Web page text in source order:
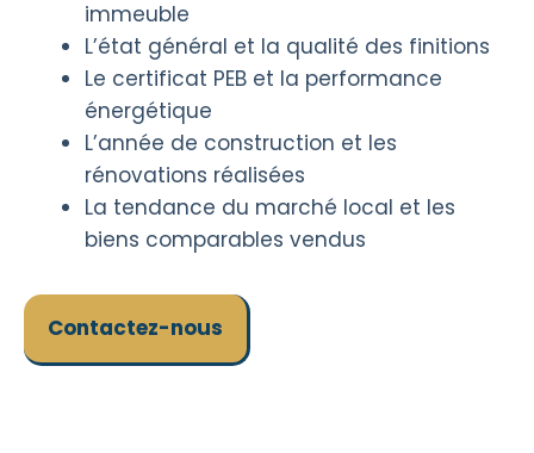
immeuble
L’état général et la qualité des finitions
Le certificat PEB et la performance
énergétique
L’année de construction et les
rénovations réalisées
La tendance du marché local et les
biens comparables vendus
Contactez-nous